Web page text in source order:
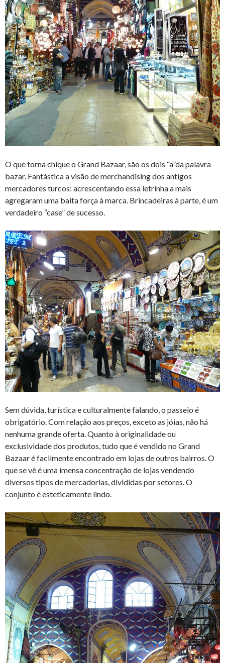
O que torna chique o Grand Bazaar, são os dois “a”da palavra
bazar. Fantástica a visão de merchandising dos antigos
mercadores turcos: acrescentando essa letrinha a mais
agregaram uma baita força à marca. Brincadeiras à parte, é um
verdadeiro “case” de sucesso.
Sem dúvida, turística e culturalmente falando, o passeio é
obrigatório. Com relação aos preços, exceto as jóias, não há
nenhuma grande oferta. Quanto à originalidade ou
exclusividade dos produtos, tudo que é vendido no Grand
Bazaar é facilmente encontrado em lojas de outros bairros. O
que se vê é uma imensa concentração de lojas vendendo
diversos tipos de mercadorias, divididas por setores. O
conjunto é esteticamente lindo.